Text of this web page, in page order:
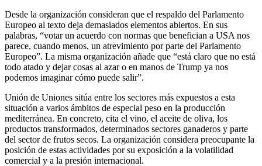
Desde la organización consideran que el respaldo del Parlamento
Europeo al texto deja demasiados elementos abiertos. En sus
palabras, “votar un acuerdo con normas que benefician a USA nos
parece, cuando menos, un atrevimiento por parte del Parlamento
Europeo”. La misma organización añade que “está claro que no está
todo atado y dejar cosas al azar o en manos de Trump ya nos
podemos imaginar cómo puede salir”.
Unión de Uniones sitúa entre los sectores más expuestos a esta
situación a varios ámbitos de especial peso en la producción
mediterránea. En concreto, cita el vino, el aceite de oliva, los
productos transformados, determinados sectores ganaderos y parte
del sector de frutos secos. La organización considera preocupante la
posición de estas actividades por su exposición a la volatilidad
comercial y a la presión internacional.